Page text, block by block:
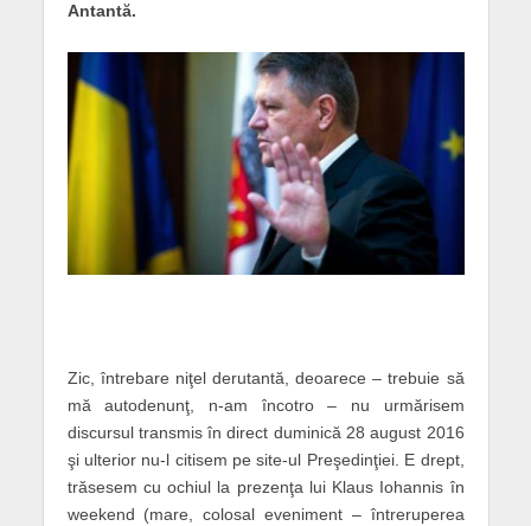
Antantă.
Zic, întrebare niţel derutantă, deoarece – trebuie să
mă autodenunţ, n-am încotro – nu urmărisem
discursul transmis în direct duminică 28 august 2016
şi ulterior nu-l citisem pe site-ul Preşedinţiei. E drept,
trăsesem cu ochiul la prezenţa lui Klaus Iohannis în
weekend (mare, colosal eveniment – întreruperea